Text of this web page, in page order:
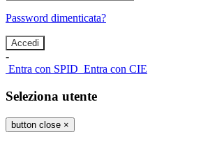
Password dimenticata?
-
Entra con SPID Entra con CIE
Seleziona utente
button close ×